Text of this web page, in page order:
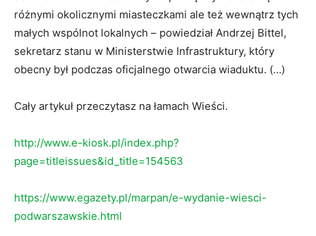
różnymi okolicznymi miasteczkami ale też wewnątrz tych
małych wspólnot lokalnych – powiedział Andrzej Bittel,
sekretarz stanu w Ministerstwie Infrastruktury, który
obecny był podczas oficjalnego otwarcia wiaduktu. (…)
Cały artykuł przeczytasz na łamach Wieści.
http://www.e-kiosk.pl/index.php?
page=titleissues&id_title=154563
https://www.egazety.pl/marpan/e-wydanie-wiesci-
podwarszawskie.html